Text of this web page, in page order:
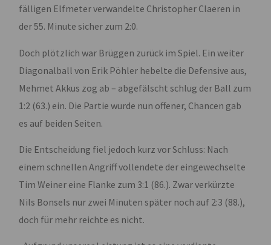
fälligen Elfmeter verwandelte Christopher Claeren in
der 55. Minute sicher zum 2:0.
Doch plötzlich war Brüggen zurück im Spiel. Ein weiter
Diagonalball von Erik Pöhler hebelte die Defensive aus,
Mehmet Akkus zog ab – abgefälscht schlug der Ball zum
1:2 (63.) ein. Die Partie wurde nun offener, Chancen gab
es auf beiden Seiten.
Die Entscheidung fiel jedoch kurz vor Schluss: Nach
einem schnellen Angriff vollendete der eingewechselte
Tim Weiner eine Flanke zum 3:1 (86.). Zwar verkürzte
Nils Bonsels nur zwei Minuten später noch auf 2:3 (88.),
doch für mehr reichte es nicht.